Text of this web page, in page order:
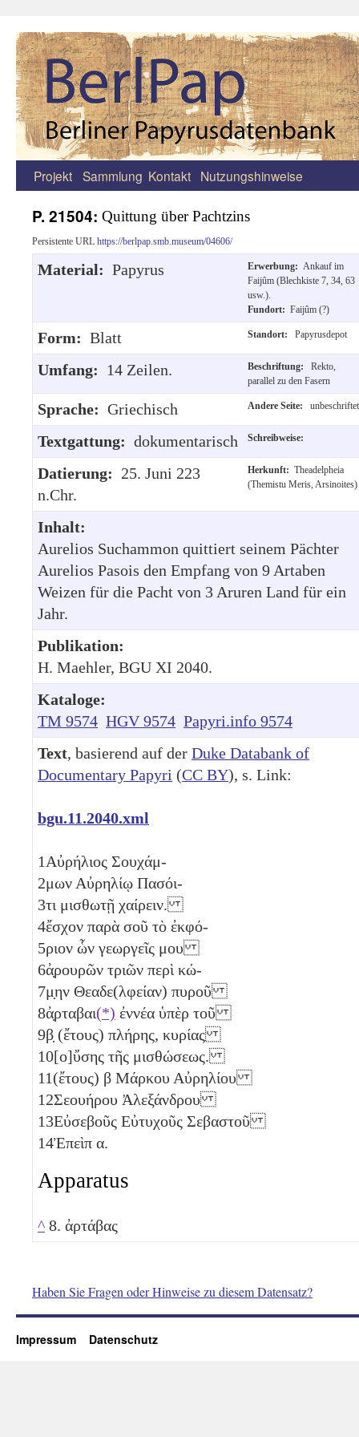
Zum
springen
Projekt Sammlung Kontakt Nutzungshinweise
P. 21504: Quittung über Pachtzins
Persistente URL https://berlpap.smb.museum/04606/
Material: Papyrus Erwerbung: Ankauf im
Faijûm (Blechkiste 7, 34, 63
usw.).
Fundort: Faijûm (?)
Form: Blatt Standort: Papyrusdepot
Umfang: 14 Zeilen. Beschriftung:
Rekto,
parallel zu den Fasern
Sprache: Griechisch Andere Seite: unbeschriftet
Textgattung: dokumentarisch Schreibweise:
Datierung: 25. Juni 223
n.Chr.
Herkunft: Theadelpheia
(Themistu Meris, Arsinoites)
Inhalt:
Aurelios Suchammon quittiert seinem Pächter
Aurelios Pasois den Empfang von 9 Artaben
Weizen für die Pacht von 3 Aruren Land für ein
Jahr.
Publikation:
H. Maehler, BGU XI 2040.
Kataloge:
TM 9574 HGV 9574 Papyri.info 9574
Text, basierend auf der Duke Databank of
Documentary Papyri (CC BY), s. Link:
bgu.11.2040.xml
1 Αὐρήλιος Σουχάμ-
2μων Αὐρηλίῳ Πασόι-
3τι μισθωτῇ χαίρειν.
4ἔσχον παρὰ σοῦ τὸ ἐκφό-
5ριον ὧν γεωργεῖς μου
6ἀ̣ρουρῶν τριῶν περὶ κώ-
7μ̣ην Θεαδε(λφείαν) πυροῦ
8ἀ̣ρταβαι(*) ἐννέα ὑπὲρ τοῦ
9β̣ (ἔτους) πλήρης, κυρίας
10[ο]ὔσης τῆς μισθώσεως.
11(ἔτους) β Μάρκου Αὐρηλίου
12Σεουήρου Ἀλεξάνδρου
13Εὐσεβοῦς Εὐτυχοῦς Σεβαστοῦ
14Ἐπεὶπ α.
Apparatus
^ 8. ἀρτάβας
Haben Sie Fragen oder Hinweise zu diesem Datensatz?
Impressum Datenschutz